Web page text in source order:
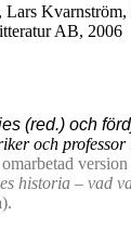
Lars Kvarnström,
AB, 2006
(red.) och
och
historia – vad